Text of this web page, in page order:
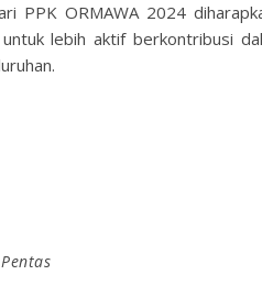
PPK ORMAWA 2024
untuk lebih aktif berkontribusi